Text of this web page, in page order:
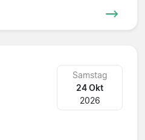
Samstag
24 Okt
2026